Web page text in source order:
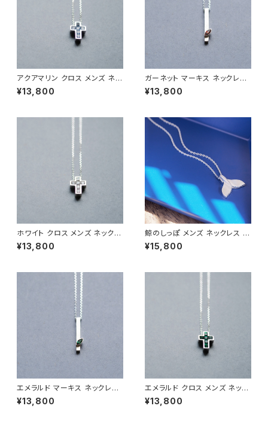
アクアマリン クロス メンズ ネッ
クレス シルバー925
¥13,800
ガーネット マーキス ネックレス
シルバー925 1月誕生石 メンズ
ユニセックス
¥13,800
ホワイト クロス メンズ ネックレ
ス シルバー925
¥13,800
鯨のしっぽ メンズ ネックレス シ
ルバー925
¥15,800
エメラルド マーキス ネックレス
シルバー925 5月誕生石 メンズ
ユニセックス
¥13,800
エメラルド クロス メンズ ネック
レス シルバー925
¥13,800